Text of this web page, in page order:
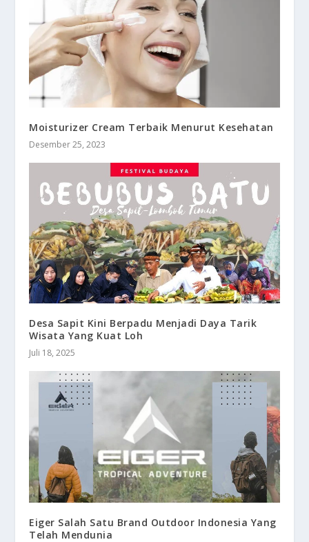
Moisturizer Cream Terbaik Menurut Kesehatan
Desember 25, 2023
Desa Sapit Kini Berpadu Menjadi Daya Tarik
Wisata Yang Kuat Loh
Juli 18, 2025
Eiger Salah Satu Brand Outdoor Indonesia Yang
Telah Mendunia